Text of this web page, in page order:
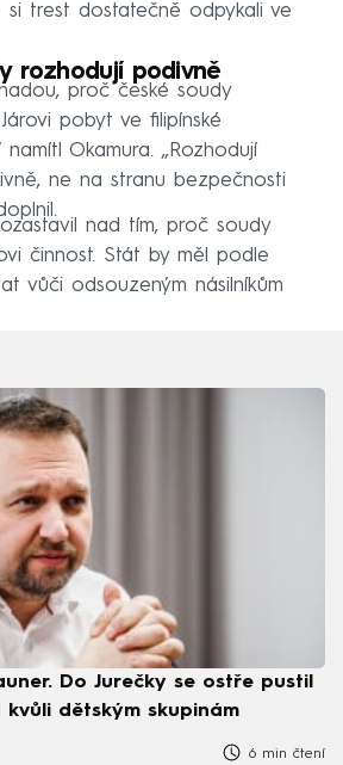
si trest dostatečně odpykali ve
rozhodují podivně
proč české soudy
pobyt ve filipínské
Okamura. „Rozhodují
ne na stranu bezpečnosti
nad tím, proč soudy
činnost. Stát by měl podle
vůči odsouzeným násilníkům
Do Jurečky se ostře pustil
dětským skupinám
6 min čtení